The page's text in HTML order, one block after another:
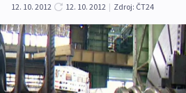
12. 10. 2012
12. 10. 2012 | Zdroj: ČT24